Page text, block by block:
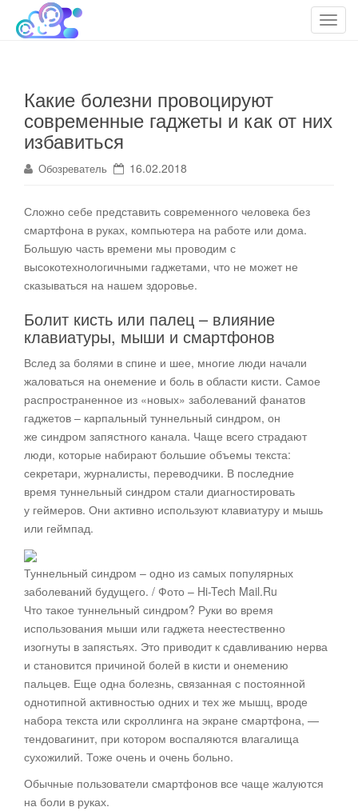
T
e
n
Облако технологий
cloudteh.ru
Какие болезни провоцируют
современные гаджеты и как от них
избавиться
Обозреватель 16.02.2018
Сложно себе представить современного человека без
смартфона в руках, компьютера на работе или дома.
Большую часть времени мы проводим с
высокотехнологичными гаджетами, что не может не
сказываться на нашем здоровье.
Болит кисть или палец – влияние
клавиатуры, мыши и смартфонов
Вслед за болями в спине и шее, многие люди начали
жаловаться на онемение и боль в области кисти. Самое
распространенное из «новых» заболеваний фанатов
гаджетов – карпальный туннельный синдром, он
же синдром запястного канала. Чаще всего страдают
люди, которые набирают большие объемы текста:
секретари, журналисты, переводчики. В последние
время туннельный синдром стали диагностировать
у геймеров. Они активно используют клавиатуру и мышь
или геймпад.
Туннельный синдром – одно из самых популярных
заболеваний будущего. / Фото – Hi-Tech Mail.Ru
Что такое туннельный синдром? Руки во время
использования мыши или гаджета неестественно
изогнуты в запястьях. Это приводит к сдавливанию нерва
и становится причиной болей в кисти и онемению
пальцев. Еще одна болезнь, связанная с постоянной
однотипной активностью одних и тех же мышц, вроде
набора текста или скроллинга на экране смартфона, —
тендовагинит, при котором воспаляются влагалища
сухожилий. Тоже очень и очень больно.
Обычные пользователи смартфонов все чаще жалуются
на боли в руках.